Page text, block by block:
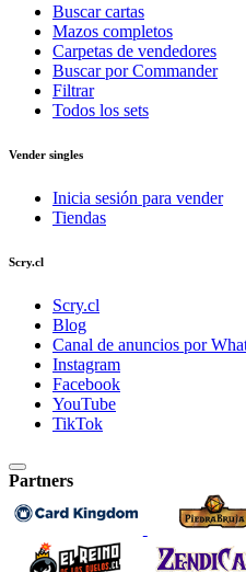
Buscar cartas
Mazos completos
Carpetas de vendedores
Buscar por Commander
Filtrar
Todos los sets
Vender singles
Inicia sesión para vender
Tiendas
Scry.cl
Scry.cl
Blog
Canal de anuncios por
Instagram
Facebook
YouTube
TikTok
Partners